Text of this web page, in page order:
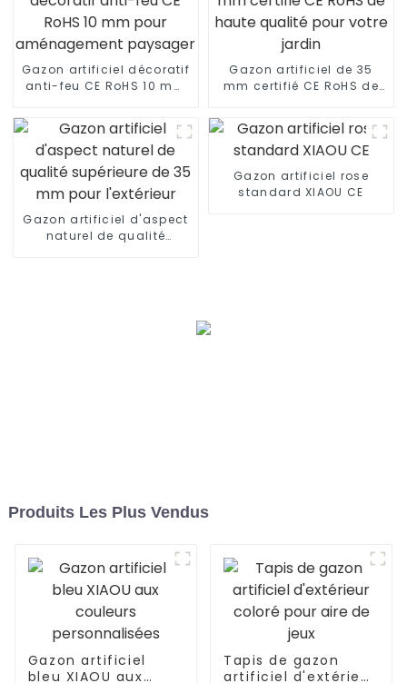
Gazon artificiel décoratif
anti-feu CE RoHS 10 mm
Gazon artificiel de 35
mm certifié CE RoHS de
Gazon artificiel d'aspect
naturel de qualité
Gazon artificiel rose
standard XIAOU CE
Produits Les Plus Vendus
Gazon artificiel
bleu XIAOU aux
Tapis de gazon
artificiel d'extérieur